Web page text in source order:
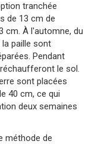
tranchée
de 13 cm de
cm. À l'automne, du
paille sont
Pendant
le sol.
sont placées
40 cm, ce qui
deux semaines
méthode de